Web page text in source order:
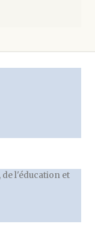
l'éducation et